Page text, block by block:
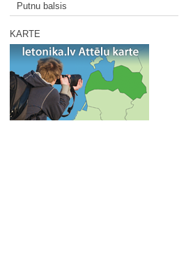
Putnu balsis
KARTE